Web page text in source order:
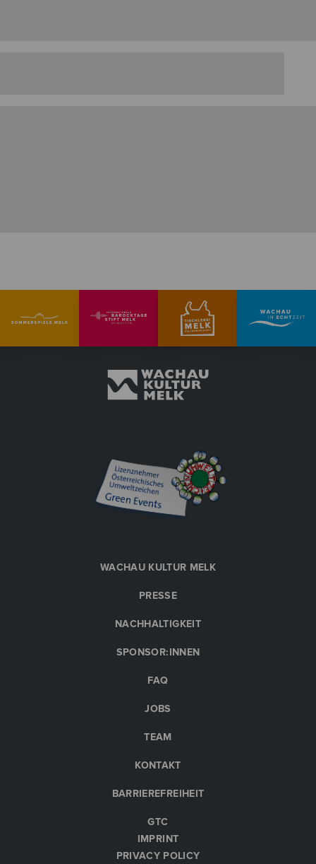
WACHAU KULTUR MELK
PRESSE
NACHHALTIGKEIT
SPONSOR:INNEN
FAQ
JOBS
TEAM
KONTAKT
BARRIEREFREIHEIT
GTC
IMPRINT
PRIVACY POLICY